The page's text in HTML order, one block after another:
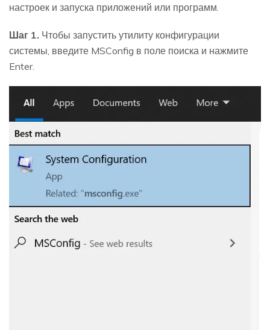
настроек и запуска приложений или программ.
Шаг 1. Чтобы запустить утилиту конфигурации
системы, введите MSConfig в поле поиска и нажмите
Enter.